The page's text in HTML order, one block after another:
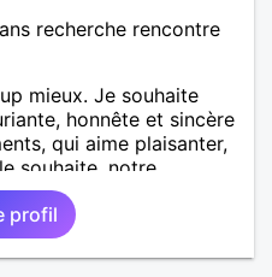
recherche rencontre
mieux. Je souhaite
honnête et sincère
qui aime plaisanter,
souhaite, notre
les chantiers de
se relaxer, se détendre
temps. C'est difficile
En revanche, vous
profil